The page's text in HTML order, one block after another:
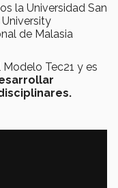
la Universidad San
de Malasia
Tec21 y es